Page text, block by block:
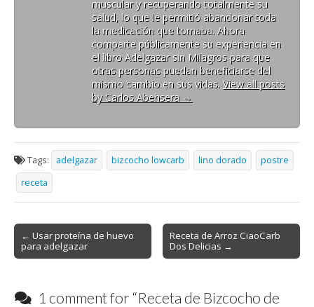
muscular y recuperando totalmente su
salud, lo que le permitió abandonar toda
la medicación que tomaba. Ahora
comparte públicamente su experiencia en
el libro Adelgazar sin Milagros para que
otras personas puedan beneficiarse del
mismo cambio en sus vidas. View all posts
by Carlos Abehsera →
Tags: adelgazar bizcocho lowcarb lino dorado
postre
receta
Post
navigation
← Usar proteína de huevo
para adelgazar
Receta de Arroz CiaoCarb
Dos Delicias →
1 comment for “Receta de Bizcocho de